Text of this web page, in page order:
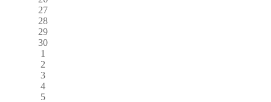
27
28
29
30
1
2
3
4
5